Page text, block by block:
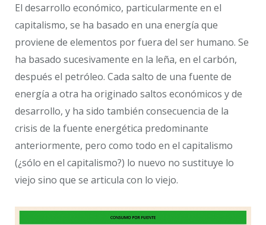
El desarrollo económico, particularmente en el
capitalismo, se ha basado en una energía que
proviene de elementos por fuera del ser humano. Se
ha basado sucesivamente en la leña, en el carbón,
después el petróleo. Cada salto de una fuente de
energía a otra ha originado saltos económicos y de
desarrollo, y ha sido también consecuencia de la
crisis de la fuente energética predominante
anteriormente, pero como todo en el capitalismo
(¿sólo en el capitalismo?) lo nuevo no sustituye lo
viejo sino que se articula con lo viejo.